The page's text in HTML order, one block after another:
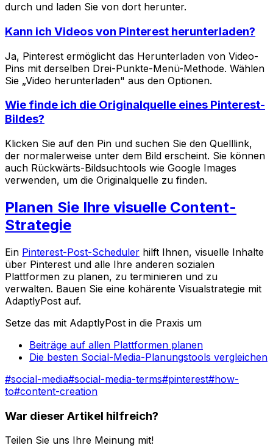
durch und laden Sie von dort herunter.
Kann ich Videos von Pinterest herunterladen?
Ja, Pinterest ermöglicht das Herunterladen von Video-
Pins mit derselben Drei-Punkte-Menü-Methode. Wählen
Sie „Video herunterladen" aus den Optionen.
Wie finde ich die Originalquelle eines Pinterest-
Bildes?
Klicken Sie auf den Pin und suchen Sie den Quelllink,
der normalerweise unter dem Bild erscheint. Sie können
auch Rückwärts-Bildsuchtools wie Google Images
verwenden, um die Originalquelle zu finden.
Planen Sie Ihre visuelle Content-
Strategie
Ein Pinterest-Post-Scheduler hilft Ihnen, visuelle Inhalte
über Pinterest und alle Ihre anderen sozialen
Plattformen zu planen, zu terminieren und zu
verwalten. Bauen Sie eine kohärente Visualstrategie mit
AdaptlyPost auf.
Setze das mit AdaptlyPost in die Praxis um
Beiträge auf allen Plattformen planen
Die besten Social-Media-Planungstools vergleichen
#social-media#social-media-terms#pinterest#how-
to#content-creation
War dieser Artikel hilfreich?
Teilen Sie uns Ihre Meinung mit!